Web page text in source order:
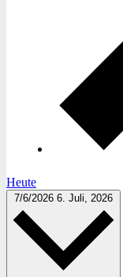
Heute
7/6/2026 6. Juli, 2026